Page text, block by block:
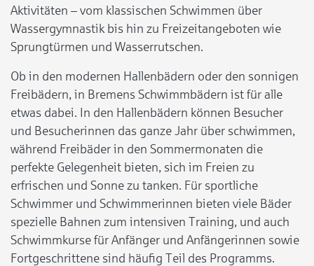
Aktivitäten – vom klassischen Schwimmen über
Wassergymnastik bis hin zu Freizeitangeboten wie
Sprungtürmen und Wasserrutschen.
Ob in den modernen Hallenbädern oder den sonnigen
Freibädern, in Bremens Schwimmbädern ist für alle
etwas dabei. In den Hallenbädern können Besucher
und Besucherinnen das ganze Jahr über schwimmen,
während Freibäder in den Sommermonaten die
perfekte Gelegenheit bieten, sich im Freien zu
erfrischen und Sonne zu tanken. Für sportliche
Schwimmer und Schwimmerinnen bieten viele Bäder
spezielle Bahnen zum intensiven Training, und auch
Schwimmkurse für Anfänger und Anfängerinnen sowie
Fortgeschrittene sind häufig Teil des Programms.